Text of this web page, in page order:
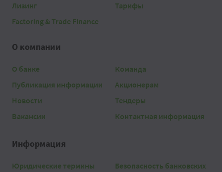
Лизинг
Factoring & Trade Finance
Тарифы
О компании
О банке
Публикация информации
Новости
Вакансии
Команда
Акционерам
Тендеры
Контактная информация
Информация
Юридические термины
Безопасность банковских